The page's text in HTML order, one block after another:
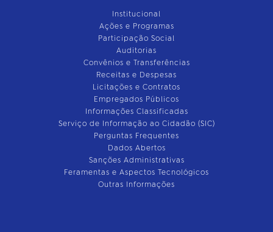
Institucional
Ações e Programas
Participação Social
Auditorias
Convênios e Transferências
Receitas e Despesas
Licitações e Contratos
Empregados Públicos
Informações Classificadas
Serviço de Informação ao Cidadão (SIC)
Perguntas Frequentes
Dados Abertos
Sanções Administrativas
Feramentas e Aspectos Tecnológicos
Outras Informações